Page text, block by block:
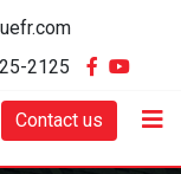
2125
Contact us